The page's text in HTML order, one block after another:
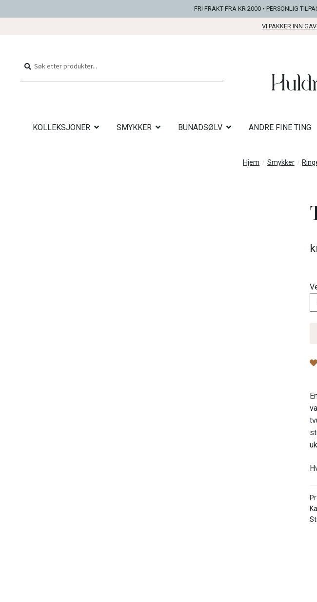
FRI FRAKT FRA KR 2000 • PERSONLIG
VI PAKKER INN
navigasjon
Søk
Søk
KOLLEKSJONER SMYKKER BUNADSØLV ANDRE FINE TING
Hjem Smykker